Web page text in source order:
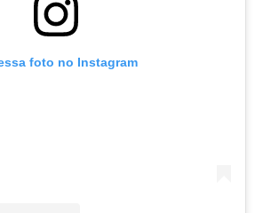
foto no Instagram